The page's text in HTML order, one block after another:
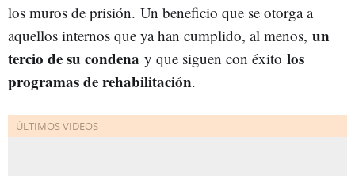
los muros de prisión. Un beneficio que se otorga a
aquellos internos que ya han cumplido, al menos, un
tercio de su condena y que siguen con éxito los
programas de rehabilitación.